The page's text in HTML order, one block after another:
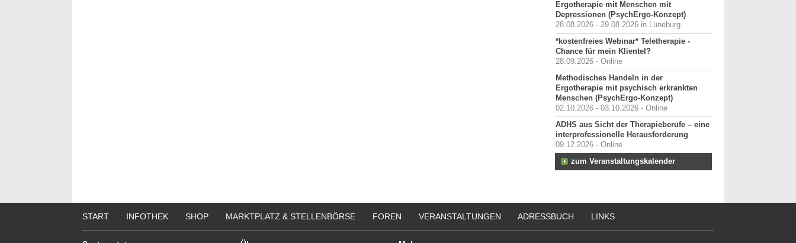
Ergotherapie mit Menschen mit
Depressionen (PsychErgo-Konzept)
28.08.2026 - 29.08.2026 in Lüneburg
*kostenfreies Webinar* Teletherapie -
Chance für mein Klientel?
28.09.2026 - Online
Methodisches Handeln in der
Ergotherapie mit psychisch erkrankten
Menschen (PsychErgo-Konzept)
02.10.2026 - 03.10.2026 - Online
ADHS aus Sicht der Therapieberufe – eine
interprofessionelle Herausforderung
09.12.2026 - Online
zum Veranstaltungskalender
START INFOTHEK SHOP MARKTPLATZ & STELLENBÖRSE FOREN VERANSTALTUNGEN ADRESSBUCH LINKS